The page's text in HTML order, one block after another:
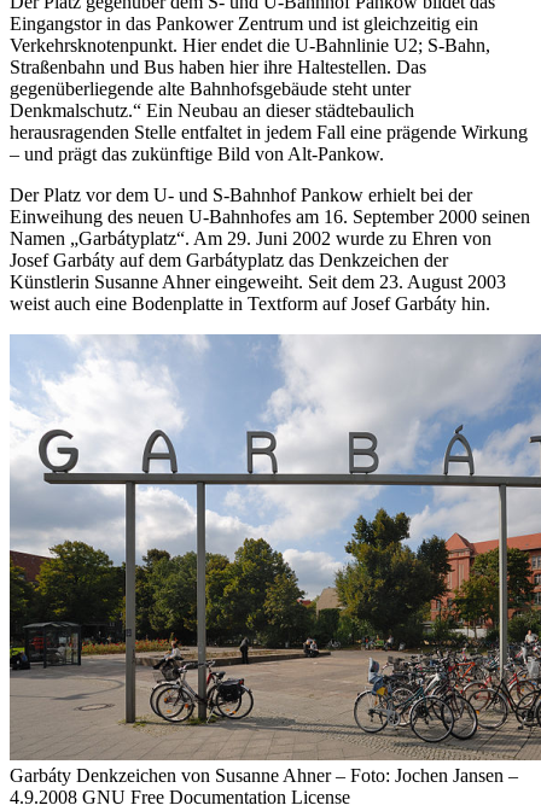
Eingangstor in das Pankower Zentrum und ist gleichzeitig ein
Verkehrsknotenpunkt. Hier endet die U-Bahnlinie U2; S-Bahn,
Straßenbahn und Bus haben hier ihre Haltestellen. Das
gegenüberliegende alte Bahnhofsgebäude steht unter
Denkmalschutz.“ Ein Neubau an dieser städtebaulich
herausragenden Stelle entfaltet in jedem Fall eine prägende Wirkung
– und prägt das zukünftige Bild von Alt-Pankow.
Der Platz vor dem U- und S-Bahnhof Pankow erhielt bei der
Einweihung des neuen U-Bahnhofes am 16. September 2000 seinen
Namen „Garbátyplatz“. Am 29. Juni 2002 wurde zu Ehren von
Josef Garbáty auf dem Garbátyplatz das Denkzeichen der
Künstlerin Susanne Ahner eingeweiht. Seit dem 23. August 2003
weist auch eine Bodenplatte in Textform auf Josef Garbáty hin.
Garbáty Denkzeichen von Susanne Ahner – Foto: Jochen Jansen –
4.9.2008 GNU Free Documentation License